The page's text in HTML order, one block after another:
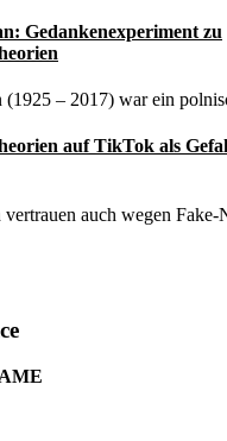
Gedankenexperiment zu
(1925 – 2017) war ein
auf TikTok als
vertrauen auch wegen